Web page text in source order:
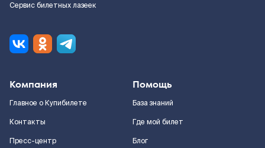
Сервис билетных лазеек
Компания
Главное о Купибилете
Контакты
Пресс-центр
Помощь
База знаний
Где мой билет
Блог